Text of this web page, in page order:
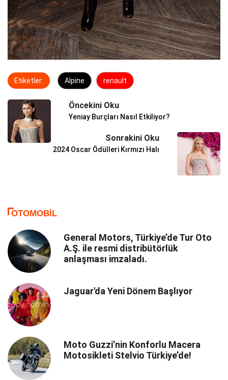
Etiketler: Alpine renault
Öncekini Oku
Yeniay Burçları Nasıl Etkiliyor?
Sonrakini Oku
2024 Oscar Ödülleri Kırmızı Halı
OTOMOBIL
General Motors, Türkiye’de Tur Oto
A.Ş. ile resmi distribütörlük
anlaşması imzaladı.
Jaguar'da Yeni Dönem Başlıyor
Moto Guzzi’nin Konforlu Macera
Motosikleti Stelvio Türkiye’de!